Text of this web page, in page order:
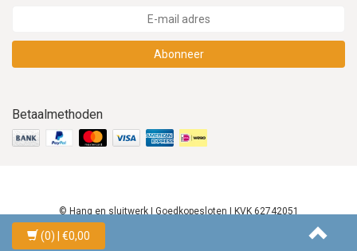
Abonneer
Betaalmethoden
© Hang en sluitwerk | Goedkopesloten | KVK 62742051
(0) | €0,00